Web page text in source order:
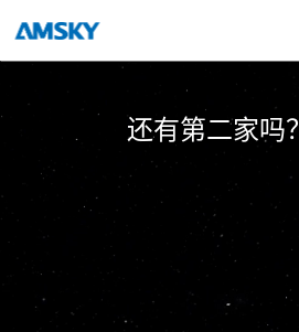
还有第二家吗？